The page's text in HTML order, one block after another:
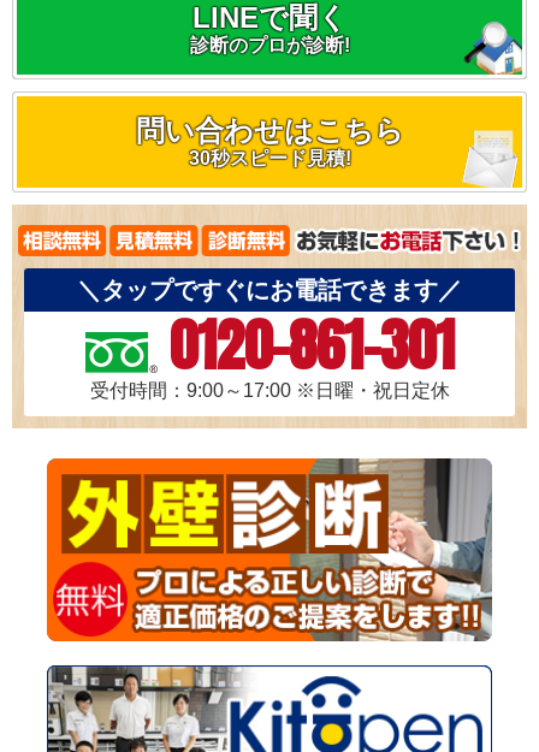
LINEで聞く
診断のプロが診断!
問い合わせはこちら
30秒スピード見積!
＼タップですぐにお電話できます／
0120-861-301
受付時間：9:00～17:00 ※日曜・祝日定休